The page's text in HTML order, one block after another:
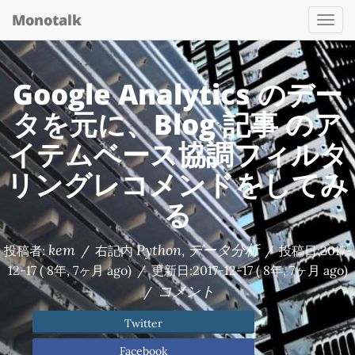
Monotalk
Google Analytics のデー
タを元に、Blog 記事 のア
イテムベース協調フィルタ
リングレコメンドをしてみ
る
投稿者:kem / 右記内Python,データ分析 / 投稿日:2017-
12-17( 8年, 7ヶ月 ago) / 更新日:2017-12-17( 8年, 7ヶ月 ago)
/ コメント
Twitter
Facebook